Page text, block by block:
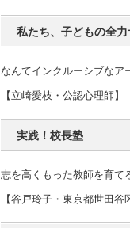
私たち、子どもの全力
なんてインクルーシブなア
【立崎愛枝・公認心理師】
実践！校長塾
志を高くもった教師を育て
【谷戸玲子・東京都世田谷